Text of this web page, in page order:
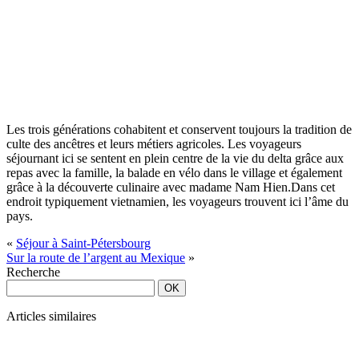
Les trois générations cohabitent et conservent toujours la tradition de
culte des ancêtres et leurs métiers agricoles. Les voyageurs
séjournant ici se sentent en plein centre de la vie du delta grâce aux
repas avec la famille, la balade en vélo dans le village et également
grâce à la découverte culinaire avec madame Nam Hien.Dans cet
endroit typiquement vietnamien, les voyageurs trouvent ici l’âme du
pays.
« Séjour à Saint-Pétersbourg
Sur la route de l’argent au Mexique »
Recherche
Articles similaires